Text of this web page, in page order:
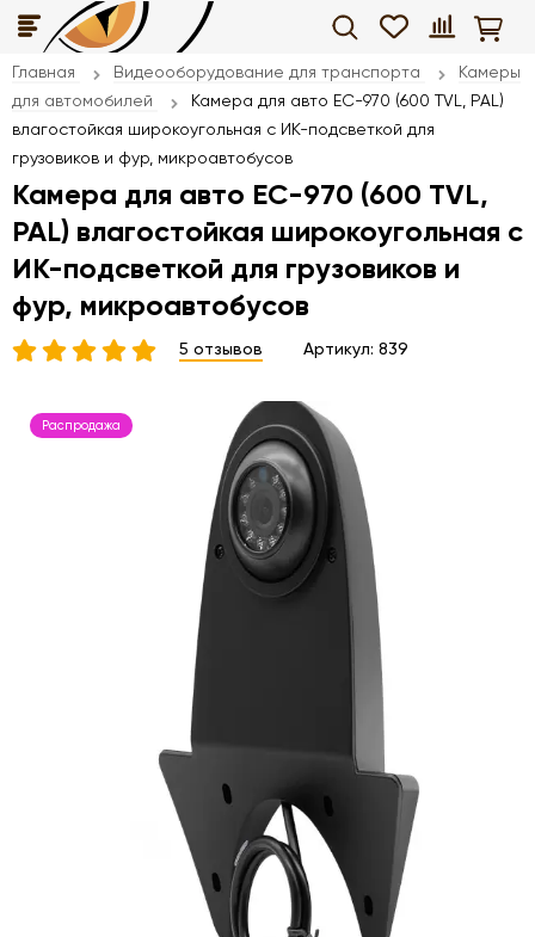
Главная Видеооборудование для транспорта
Камеры
для автомобилей
Камера для авто ЕС-970 (600 TVL, PAL)
влагостойкая широкоугольная с ИК-подсветкой для
грузовиков и фур, микроавтобусов
Камера для авто ЕС-970 (600 TVL,
PAL) влагостойкая широкоугольная с
ИК-подсветкой для грузовиков и
фур, микроавтобусов
5 отзывов Артикул: 839
Распродажа